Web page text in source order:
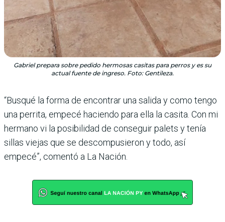
Gabriel prepara sobre pedido hermosas casitas para perros y es su
actual fuente de ingreso. Foto: Gentileza.
“Busqué la forma de encontrar una salida y como tengo
una perrita, empecé haciendo para ella la casita. Con mi
hermano vi la posibilidad de conseguir palets y tenía
sillas viejas que se descompusieron y todo, así
empecé”, comentó a La Nación.